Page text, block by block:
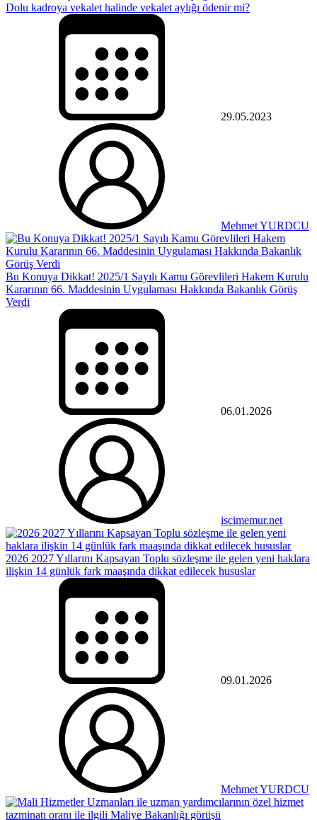
Dolu kadroya vekalet halinde vekalet aylığı ödenir mi?
29.05.2023
Mehmet YURDCU
Bu Konuya Dikkat! 2025/1 Sayılı Kamu Görevlileri Hakem Kurulu
Kararının 66. Maddesinin Uygulaması Hakkında Bakanlık Görüş
Verdi
06.01.2026
iscimemur.net
2026 2027 Yıllarını Kapsayan Toplu sözleşme ile gelen yeni haklara
ilişkin 14 günlük fark maaşında dikkat edilecek hususlar
09.01.2026
Mehmet YURDCU